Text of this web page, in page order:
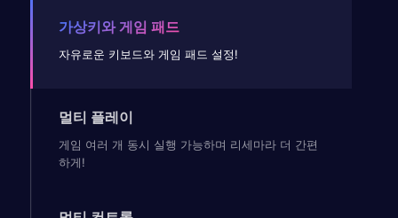
가상키와 게임 패드
자유로운 키보드와 게임 패드 설정!
멀티 플레이
게임 여러 개 동시 실행 가능하며 리세마라 더 간편
하게!